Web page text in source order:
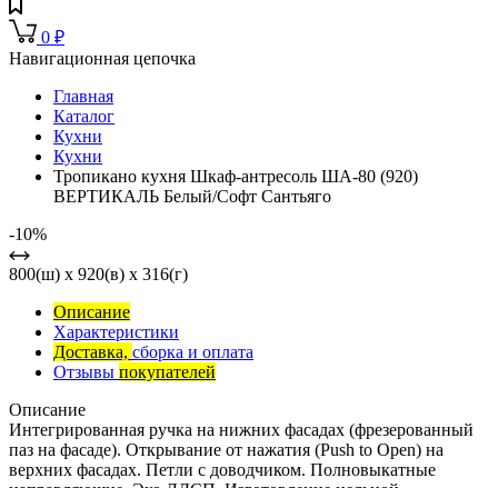
0 ₽
Навигационная цепочка
Главная
Каталог
Кухни
Кухни
Тропикано кухня Шкаф-антресоль ША-80 (920)
ВЕРТИКАЛЬ Белый/Софт Сантьяго
-10%
800(ш) x 920(в) x 316(г)
Описание
Характеристики
Доставка, сборка и оплата
Отзывы покупателей
Описание
Интегрированная ручка на нижних фасадах (фрезерованный
паз на фасаде). Открывание от нажатия (Push to Open) на
верхних фасадах. Петли с доводчиком. Полновыкатные